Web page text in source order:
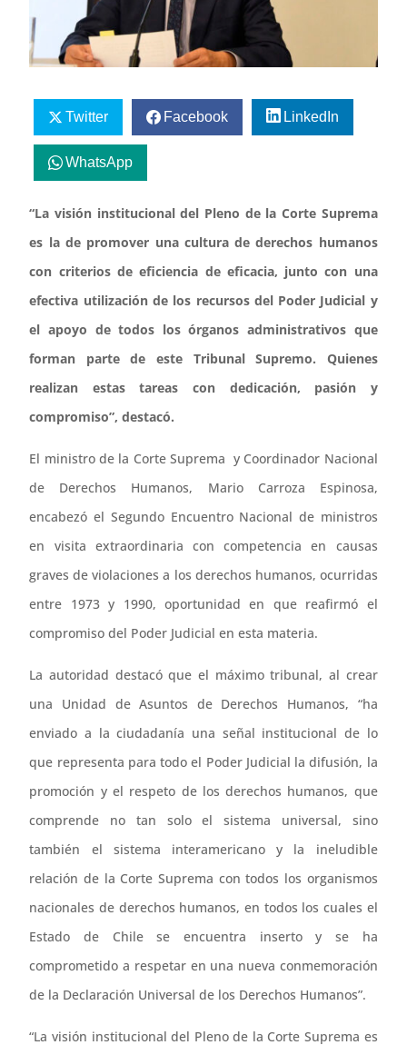
Twitter Facebook LinkedIn
WhatsApp
“La visión institucional del Pleno de la Corte Suprema
es la de promover una cultura de derechos humanos
con criterios de eficiencia de eficacia, junto con una
efectiva utilización de los recursos del Poder Judicial y
el apoyo de todos los órganos administrativos que
forman parte de este Tribunal Supremo. Quienes
realizan estas tareas con dedicación, pasión y
compromiso”, destacó.
El ministro de la Corte Suprema y Coordinador Nacional
de Derechos Humanos, Mario Carroza Espinosa,
encabezó el Segundo Encuentro Nacional de ministros
en visita extraordinaria con competencia en causas
graves de violaciones a los derechos humanos, ocurridas
entre 1973 y 1990, oportunidad en que reafirmó el
compromiso del Poder Judicial en esta materia.
La autoridad destacó que el máximo tribunal, al crear
una Unidad de Asuntos de Derechos Humanos, “ha
enviado a la ciudadanía una señal institucional de lo
que representa para todo el Poder Judicial la difusión, la
promoción y el respeto de los derechos humanos, que
comprende no tan solo el sistema universal, sino
también el sistema interamericano y la ineludible
relación de la Corte Suprema con todos los organismos
nacionales de derechos humanos, en todos los cuales el
Estado de Chile se encuentra inserto y se ha
comprometido a respetar en una nueva conmemoración
de la Declaración Universal de los Derechos Humanos”.
“La visión institucional del Pleno de la Corte Suprema es